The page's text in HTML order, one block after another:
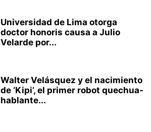
Universidad de Lima otorga
doctor honoris causa a Julio
Velarde por...
Walter Velásquez y el nacimiento
de ‘Kipi’, el primer robot quechua-
hablante...